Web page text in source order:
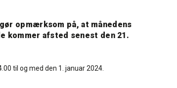
opmærksom på, at månedens
kommer afsted senest den 21.
til og med den 1. januar 2024.